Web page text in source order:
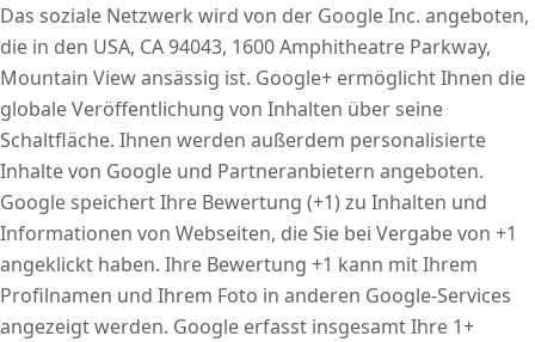
Das soziale Netzwerk wird von der Google Inc. angeboten,
die in den USA, CA 94043, 1600 Amphitheatre Parkway,
Mountain View ansässig ist. Google+ ermöglicht Ihnen die
globale Veröffentlichung von Inhalten über seine
Schaltfläche. Ihnen werden außerdem personalisierte
Inhalte von Google und Partneranbietern angeboten.
Google speichert Ihre Bewertung (+1) zu Inhalten und
Informationen von Webseiten, die Sie bei Vergabe von +1
angeklickt haben. Ihre Bewertung +1 kann mit Ihrem
Profilnamen und Ihrem Foto in anderen Google-Services
angezeigt werden. Google erfasst insgesamt Ihre 1+